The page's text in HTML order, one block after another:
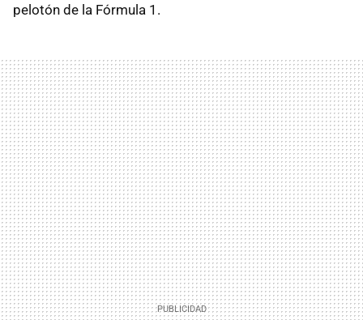
pelotón de la Fórmula 1.